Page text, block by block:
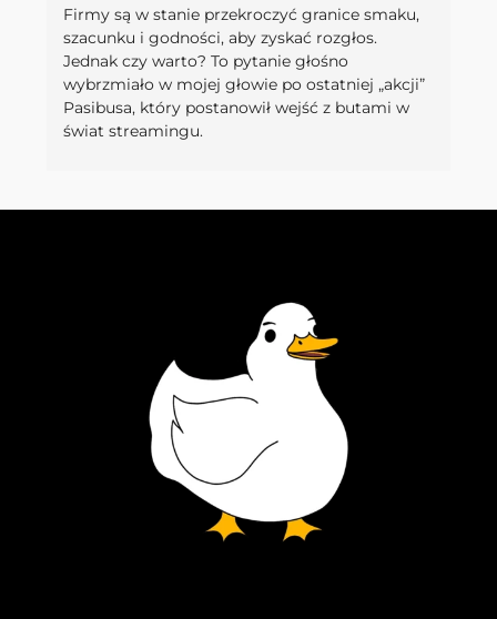
Firmy są w stanie przekroczyć granice smaku,
szacunku i godności, aby zyskać rozgłos.
Jednak czy warto? To pytanie głośno
wybrzmiało w mojej głowie po ostatniej „akcji”
Pasibusa, który postanowił wejść z butami w
świat streamingu.